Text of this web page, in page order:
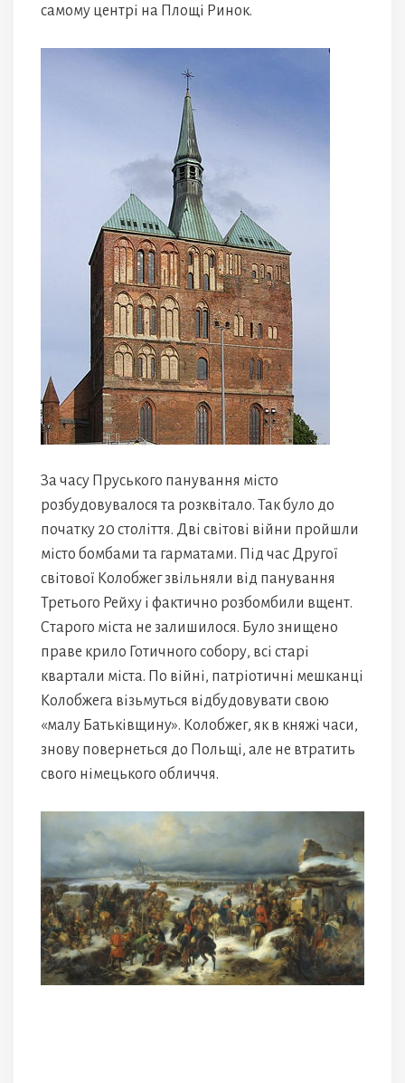
самому центрі на Площі Ринок.
За часу Пруського панування місто
розбудовувалося та розквітало. Так було до
початку 20 століття. Дві світові війни пройшли
місто бомбами та гарматами. Під час Другої
світової Колобжег звільняли від панування
Третього Рейху і фактично розбомбили вщент.
Старого міста не залишилося. Було знищено
праве крило Готичного собору, всі старі
квартали міста. По війні, патріотичні мешканці
Колобжега візьмуться відбудовувати свою
«малу Батьківщину». Колобжег, як в княжі часи,
знову повернеться до Польщі, але не втратить
свого німецького обличчя.